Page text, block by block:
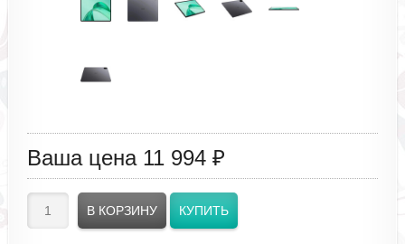
Ваша цена 11 994 ₽